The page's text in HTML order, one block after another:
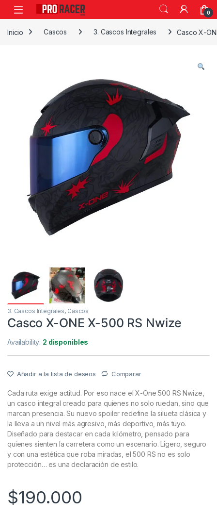
0
Inicio Cascos 3. Cascos Integrales Casco X-
3. Cascos Integrales, Cascos
Casco X-ONE X-500 RS Nwize
Availability: 2 disponibles
Añadir a la lista de deseos Comparar
Cada ruta exige actitud. Por eso nace el X-One 500 RS Nwize,
un casco integral creado para quienes no solo ruedan, sino que
marcan presencia. Su nuevo spoiler redefine la silueta clásica y
la lleva a un nivel más agresivo, más deportivo, más tuyo.
Diseñado para destacar en cada kilómetro, pensado para
quienes sienten la carretera como un escenario. Ligero, seguro
y con una estética que roba miradas, el 500 RS no es solo
protección… es una declaración de estilo.
$190.000